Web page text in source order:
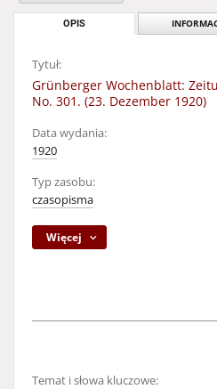
OPIS
Tytuł:
Grünberger Wochenblatt:
No. 301. (23. Dezember 1920)
Data wydania:
1920
Typ zasobu:
czasopisma
Więcej
Temat i słowa kluczowe: